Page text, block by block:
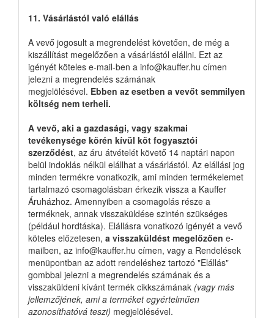
11. Vásárlástól való elállás
A vevő jogosult a megrendelést követően, de még a
kiszállítást megelőzően a vásárlástól elállni. Ezt az
igényét köteles e-mail-ben a info@kauffer.hu címen
jelezni a megrendelés számának
megjelölésével. Ebben az esetben a vevőt semmilyen
költség nem terheli.
A vevő, aki a gazdasági, vagy szakmai
tevékenysége körén kívül köt fogyasztói
szerződést, az áru átvételét követő 14 naptári napon
belül indoklás nélkül elállhat a vásárlástól. Az elállási jog
minden termékre vonatkozik, ami minden termékelemet
tartalmazó csomagolásban érkezik vissza a Kauffer
Áruházhoz. Amennyiben a csomagolás része a
terméknek, annak visszaküldése szintén szükséges
(például hordtáska). Elállásra vonatkozó igényét a vevő
köteles előzetesen, a visszaküldést megelőzően e-
mailben, az info@kauffer.hu címen, vagy a Rendelések
menüpontban az adott rendeléshez tartozó "Elállás"
gombbal jelezni a megrendelés számának és a
visszaküldeni kívánt termék cikkszámának (vagy más
jellemzőjének, ami a terméket egyértelműen
azonosíthatóvá teszi) megjelölésével.